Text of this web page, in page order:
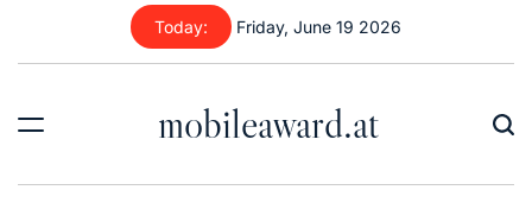
content
Today: Friday, June 19 2026
mobileaward.at